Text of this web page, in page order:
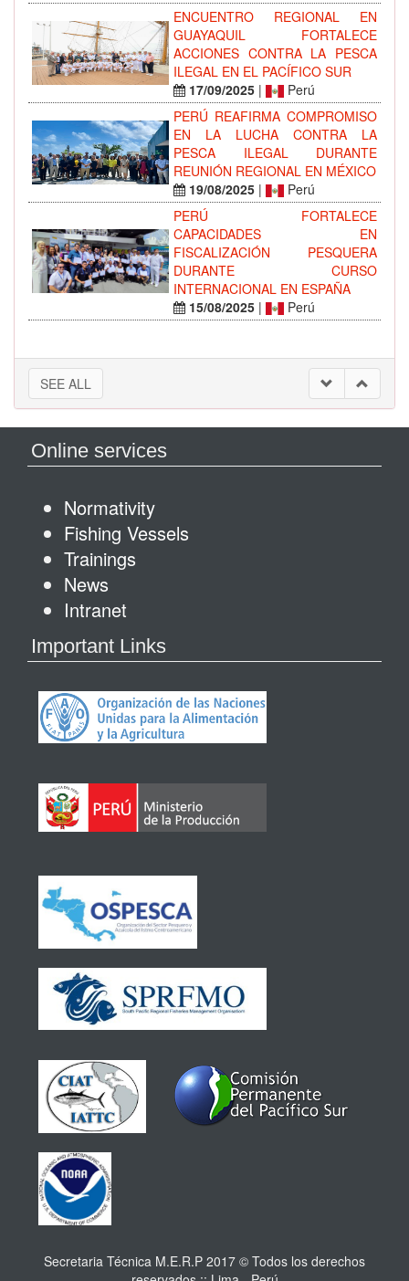
ENCUENTRO REGIONAL EN
GUAYAQUIL FORTALECE
ACCIONES CONTRA LA PESCA
ILEGAL EN EL PACÍFICO SUR
17/09/2025 |
Perú
PERÚ REAFIRMA COMPROMISO
EN LA LUCHA CONTRA LA
PESCA ILEGAL DURANTE
REUNIÓN REGIONAL EN MÉXICO
19/08/2025 |
Perú
PERÚ FORTALECE
CAPACIDADES EN
FISCALIZACIÓN PESQUERA
DURANTE CURSO
INTERNACIONAL EN ESPAÑA
15/08/2025 | Perú
SEE ALL
Online services
Normativity
Fishing Vessels
Trainings
News
Intranet
Important Links
Secretaria Técnica M.E.R.P 2017 © Todos los derechos